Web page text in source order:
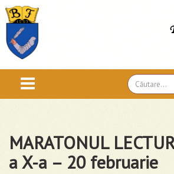
Căutare
...
MARATONUL
a X-a – 20 februarie